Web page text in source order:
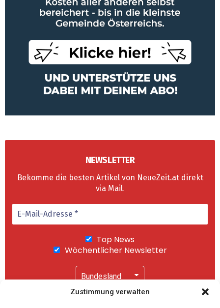
Zustimmung verwalten
NEWSLETTER
Bekomme die besten Artikel von NeueZeit.at direkt
via Mail.
Top News
Wöchentlicher Newsletter